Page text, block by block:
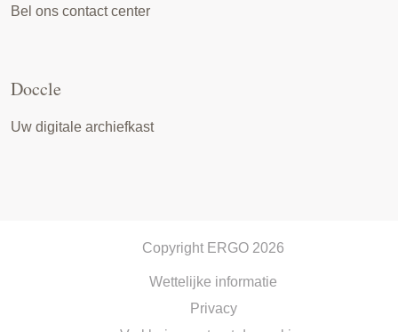
Bel ons contact center
Doccle
Uw digitale archiefkast
Copyright ERGO 2026
Wettelijke informatie
Privacy